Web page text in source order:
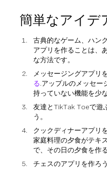
簡単なアイデ
古典的なゲーム、ハン
アプリを作ることは、
な方法です。
メッセージングアプリ
る.アップルのメッセー
持っていない機能を少
友達とTikTak Toeで遊
う。
クックディナーアプリ
家庭料理の夕食がテキ
で、その日の夕食を作
チェスのアプリを作ろ